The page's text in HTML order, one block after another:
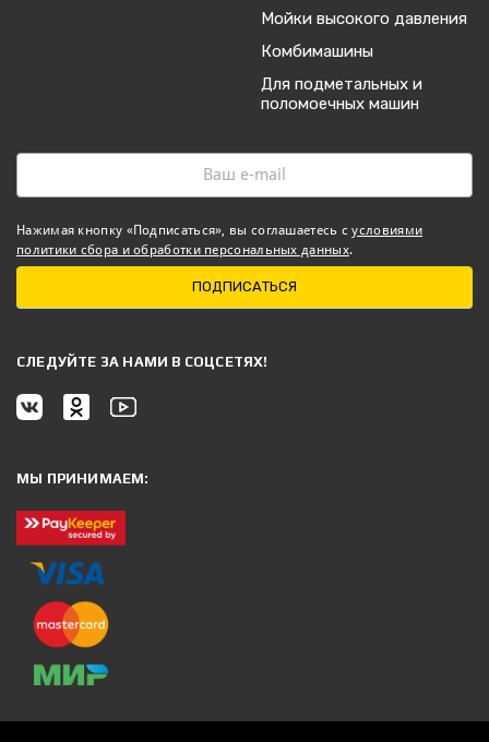
Мойки высокого давления
Комбимашины
Для подметальных и
поломоечных машин
Нажимая кнопку «Подписаться», вы соглашаетесь сусловиями
политики сбора и обработки персональных данных.
ПОДПИСАТЬСЯ
CЛЕДУЙТЕ ЗА НАМИ В СОЦСЕТЯХ!
МЫ ПРИНИМАЕМ: